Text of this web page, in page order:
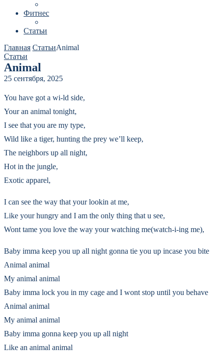
Фитнес
Статьи
Главная СтатьиAnimal
Статьи
Animal
25 сентября, 2025
You have got a wi-ld side,
Your an animal tonight,
I see that you are my type,
Wild like a tiger, hunting the prey we’ll keep,
The neighbors up all night,
Hot in the jungle,
Exotic apparel,
I can see the way that your lookin at me,
Like your hungry and I am the only thing that u see,
Wont tame you love the way your watching me(watch-i-ing me),
Baby imma keep you up all night gonna tie you up incase you bite
Animal animal
My animal animal
Baby imma lock you in my cage and I wont stop until you behave
Animal animal
My animal animal
Baby imma gonna keep you up all night
Like an animal animal